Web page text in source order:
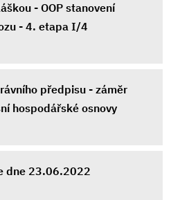
- OOP stanovení
- 4. etapa I/4
předpisu - záměr
hospodářské osnovy
dne 23.06.2022